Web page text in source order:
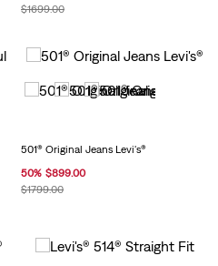
$1699.00
501® Original Jeans Levi's®
50% $899.00
$1799.00